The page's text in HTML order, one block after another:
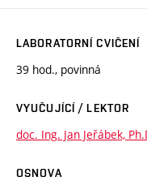
LABORATORNÍ CVIČENÍ
39 hod., povinná
VYUČUJÍCÍ / LEKTOR
doc. Ing. Jan Jeřábek,
OSNOVA